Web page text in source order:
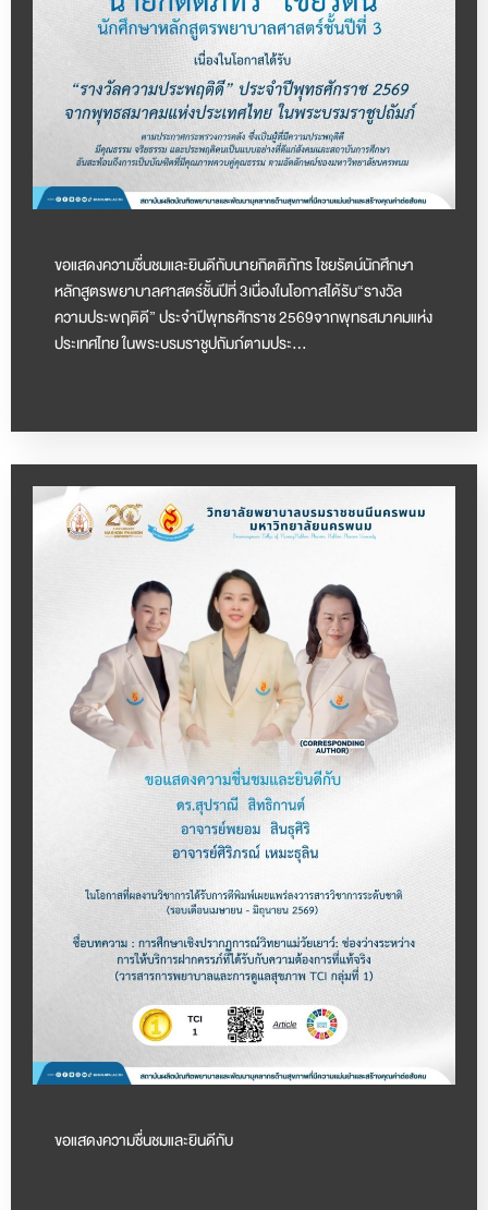
ขอแสดงความชื่นชมและยินดีกับนายกิตติภัทร ไชยรัตน์นักศึกษา
หลักสูตรพยาบาลศาสตร์ชั้นปีที่ 3เนื่องในโอกาสได้รับ“รางวัล
ความประพฤติดี” ประจำปีพุทธศักราช 2569จากพุทธสมาคมแห่ง
ประเทศไทย ในพระบรมราชูปถัมภ์ตามประ…
ขอแสดงความชื่นชมและยินดีกับ